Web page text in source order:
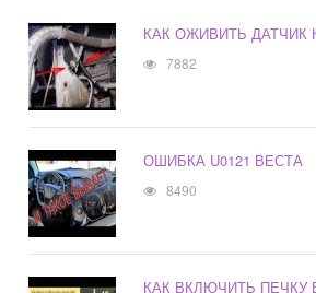
КАК ОЖИВИТЬ ДАТЧИК
7882
ОШИБКА U0121 ВЕСТА
8490
КАК ВКЛЮЧИТЬ ПЕЧКУ